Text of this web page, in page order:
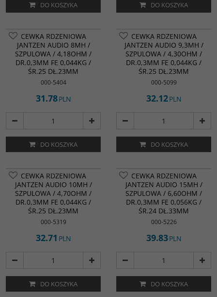
DO KOSZYKA DO KOSZYKA
CEWKA RDZENIOWA
JANTZEN AUDIO 8MH /
SZPULOWA / 4,18OHM /
DR.0,3MM FE 0,044KG /
ŚR.25 DŁ.23MM
000-5404
31.78PLN
DO KOSZYKA
CEWKA RDZENIOWA
JANTZEN AUDIO 9,3MH /
SZPULOWA / 4,30OHM /
DR.0,3MM FE 0,044KG /
ŚR.25 DŁ.23MM
000-5099
32.12PLN
DO KOSZYKA
CEWKA RDZENIOWA
JANTZEN AUDIO 10MH /
SZPULOWA / 4,70OHM /
DR.0,3MM FE 0,044KG /
ŚR.25 DŁ.23MM
000-5319
32.71 PLN
DO KOSZYKA
CEWKA RDZENIOWA
JANTZEN AUDIO 15MH /
SZPULOWA / 6,60OHM /
DR.0,3MM FE 0,056KG /
ŚR.24 DŁ.33MM
000-5226
39.83PLN
DO KOSZYKA